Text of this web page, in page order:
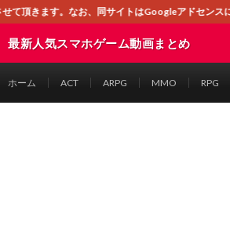
トはGoogleアドセンスによる広告を掲載しておりま
最新人気スマホゲーム動画まとめ
ホーム ACT ARPG MMO RPG